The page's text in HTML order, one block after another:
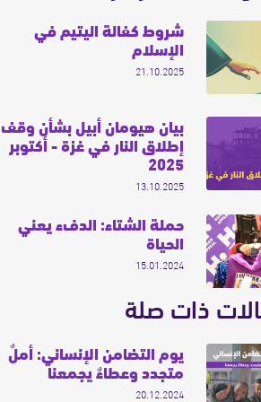
شروط كفالة اليتيم في
الإسلام
21.10.2025
بيان هيومان أبيل بشأن وقف
إطلاق النار في غزة - أكتوبر
2025
13.10.2025
حملة الشتاء: الدفء يعني
الحياة
15.01.2024
ذات صلة
يوم التضامن الإنساني: أملٌ
متجدد وعطاءٌ يجمعنا
20.12.2024